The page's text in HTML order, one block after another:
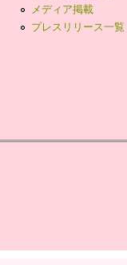
メディア掲載
プレスリリース一覧